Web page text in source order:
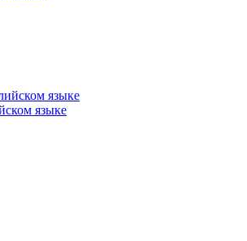
языке